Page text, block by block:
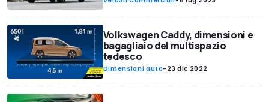
Volkswagen Caddy, dimensioni e
bagagliaio del multispazio
tedesco
Dimensioni auto- 23 dic 2022